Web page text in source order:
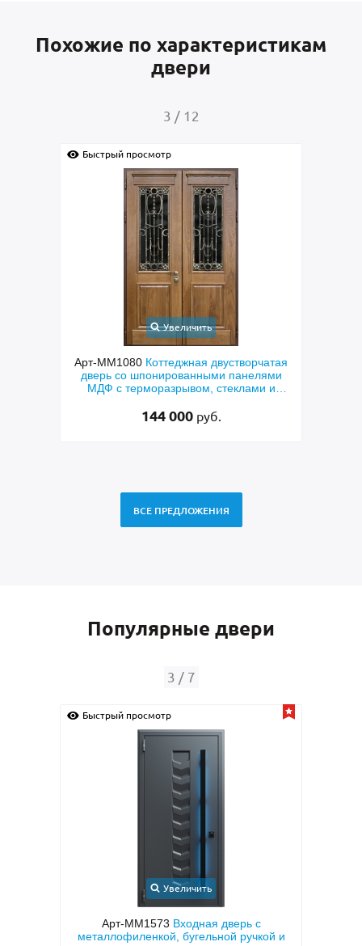
Похожие по характеристикам
двери
3 / 12
Быстрый просмотр
Увеличить
Арт-ММ1080 Коттеджная двустворчатая
дверь со шпонированными панелями
МДФ с терморазрывом, стеклами и
144 000 руб.
ВСЕ ПРЕДЛОЖЕНИЯ
Популярные двери
3 / 7
Быстрый просмотр
Увеличить
Арт-ММ1573 Входная дверь с
металлофиленкой, бугельной ручкой и